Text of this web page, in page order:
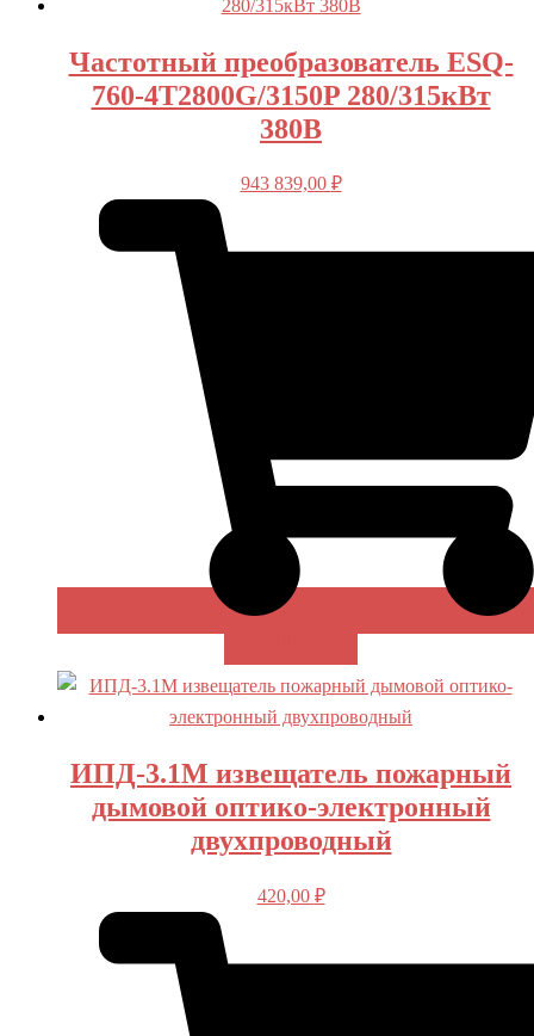
Частотный преобразователь ESQ-
760-4T2800G/3150P 280/315кВт
380В
943 839,00 ₽
ИПД-3.1М извещатель пожарный
дымовой оптико-электронный
двухпроводный
420,00 ₽